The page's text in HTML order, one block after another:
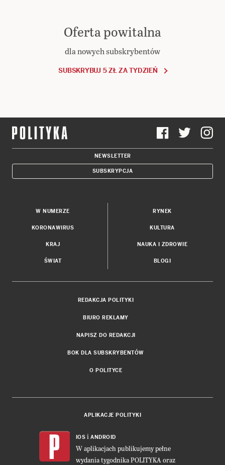
Oferta powitalna
dla nowych subskrybentów
SUBSKRYBUJ 5 ZŁ ZA TYDZIEŃ
NEWSLETTER
SUBSKRYPCJA
W NUMERZE
KORONAWIRUS
KRAJ
ŚWIAT
RYNEK
KULTURA
NAUKA I ZDROWIE
BLOGI
REDAKCJA POLITYKI
BIURO REKLAMY
NAPISZ DO REDAKCJI
BOK DLA SUBSKRYBENTÓW
O POLITYCE
APLIKACJE POLITYKI
IOS i ANDROID
W aplikacjach publikujemy pełne
wydania tygodnika POLITYKA oraz